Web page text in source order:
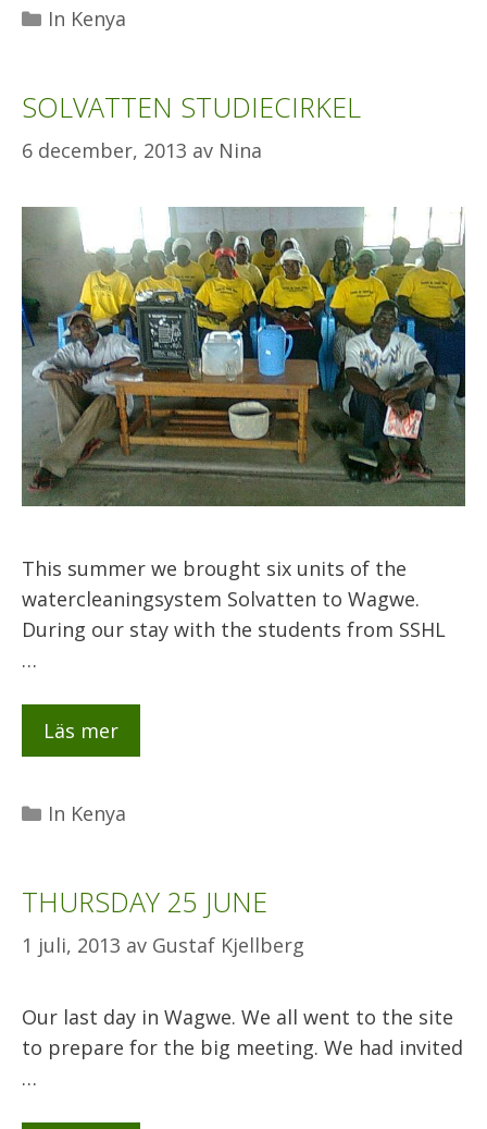
Kategorier
In Kenya
SOLVATTEN STUDIECIRKEL
6 december, 2013 av Nina
This summer we brought six units of the
watercleaningsystem Solvatten to Wagwe.
During our stay with the students from SSHL
…
Läs mer
Kategorier
In Kenya
THURSDAY 25 JUNE
1 juli, 2013 av Gustaf Kjellberg
Our last day in Wagwe. We all went to the site
to prepare for the big meeting. We had invited
…